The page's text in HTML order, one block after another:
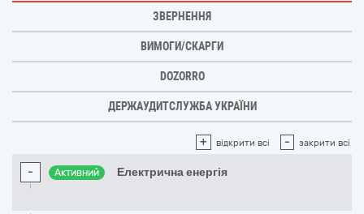
ЗВЕРНЕННЯ
ВИМОГИ/СКАРГИ
DOZORRO
ДЕРЖАУДИТСЛУЖБА УКРАЇНИ
+ відкрити всі - закрити всі
- Активний Електрична енергія